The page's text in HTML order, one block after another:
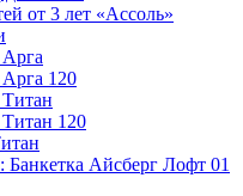
от 3 лет «Ассоль»
120
120